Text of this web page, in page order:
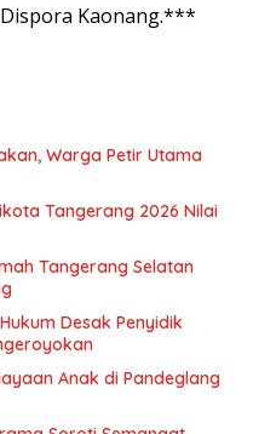
Kaonang.***
Warga Petir Utama
Tangerang 2026 Nilai
Tangerang Selatan
Desak Penyidik
Anak di Pandeglang